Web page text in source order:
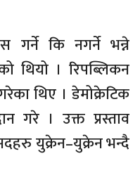
गर्ने कि नगर्ने भन्ने
थियो । रिपब्लिकन
थिए । डेमोक्रेटिक
गरे । उक्त प्रस्ताव
युक्रेन–युक्रेन भन्दै